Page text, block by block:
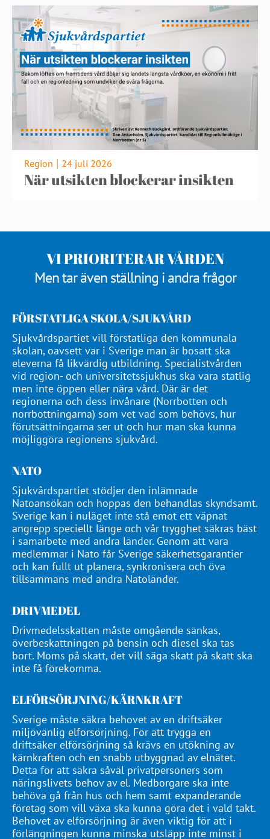
Region 24 juli 2026
När utsikten blockerar insikten
VI PRIORITERAR VÅRDEN
Men tar även ställning i andra frågor
FÖRSTATLIGA SKOLA/SJUKVÅRD
Sjukvårdspartiet vill förstatliga den kommunala
skolan, oavsett var i Sverige man är bosatt ska
eleverna få likvärdig utbildning. Specialistvården
vid region- och universitetssjukhus ska vara statlig
men inte öppen eller nära vård. Där är det
regionerna och dess invånare (Norrbotten och
norrbottningarna) som vet vad som behövs, hur
förutsättningarna ser ut och hur man ska kunna
möjliggöra regionens sjukvård.
NATO
Sjukvårdspartiet stödjer den inlämnade
Natoansökan och hoppas den behandlas skyndsamt.
Sverige kan i nuläget inte stå emot ett väpnat
angrepp speciellt länge och vår trygghet säkras bäst
i samarbete med andra länder. Genom att vara
medlemmar i Nato får Sverige säkerhetsgarantier
och kan fullt ut planera, synkronisera och öva
tillsammans med andra Natoländer.
DRIVMEDEL
Drivmedelsskatten måste omgående sänkas,
överbeskattningen på bensin och diesel ska tas
bort. Moms på skatt, det vill säga skatt på skatt ska
inte få förekomma.
ELFÖRSÖRJNING/KÄRNKRAFT
Sverige måste säkra behovet av en driftsäker
miljövänlig elförsörjning. För att trygga en
driftsäker elförsörjning så krävs en utökning av
kärnkraften och en snabb utbyggnad av elnätet.
Detta för att säkra såväl privatpersoners som
näringslivets behov av el. Medborgare ska inte
behöva gå från hus och hem samt expanderande
företag som vill växa ska kunna göra det i vald takt.
Behovet av elförsörjning är även viktig för att i
förlängningen kunna minska utsläpp inte minst i